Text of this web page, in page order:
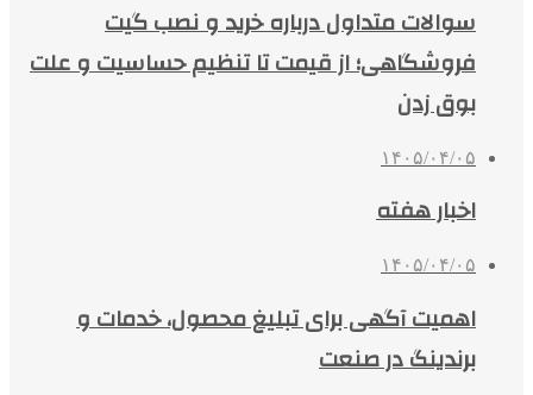
سوالات متداول درباره خرید و نصب گیت
فروشگاهی؛ از قیمت تا تنظیم حساسیت و علت
بوق زدن
۱۴۰۵/۰۴/۰۵
اخبار هفته
۱۴۰۵/۰۴/۰۵
اهمیت آگهی برای تبلیغ محصول، خدمات و
برندینگ در صنعت